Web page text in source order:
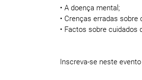
• A doença mental;
• Crenças erradas
• Factos sobre
Inscreva-se neste